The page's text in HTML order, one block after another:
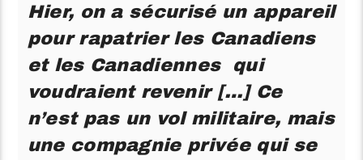
Hier, on a sécurisé un appareil
pour rapatrier les Canadiens
et les Canadiennes qui
voudraient revenir […] Ce
n’est pas un vol militaire, mais
une compagnie privée qui se